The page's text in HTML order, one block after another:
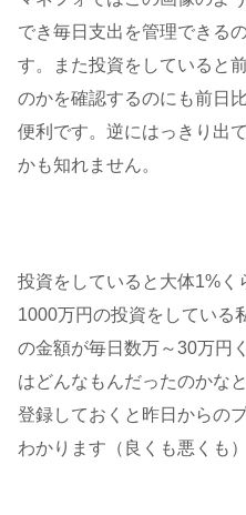
でき毎日支出を管理できる
す。また投資をしていると
のかを確認するのにも前日
便利です。逆にはっきり出
かも知れません。
投資をしていると大体1%
1000万円の投資をしている
の金額が毎日数万～30万円
はどんなもんだったのかな
登録しておくと昨日からの
わかります（良くも悪くも）